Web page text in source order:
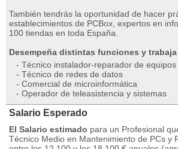
También tendrás la oportunidad de hacer
establecimientos de PCBox, expertos en
100 tiendas en toda España.
Desempeña distintas funciones y
- Técnico instalador-reparador de equipos
- Técnico de redes de datos
- Comercial de microinformática
- Operador de teleasistencia y sistemas
Salario Esperado
El Salario estimado para un Profesional
Técnico Medio en Mantenimiento de PCs y